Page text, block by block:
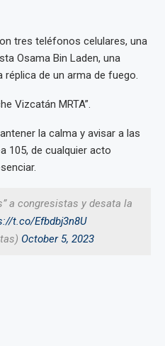
tres teléfonos celulares, una
Osama Bin Laden, una
réplica de un arma de fuego.
Vizcatán MRTA”.
la calma y avisar a las
105, de cualquier acto
a congresistas y desata la
t.co/Efbdbj3n8U
October 5, 2023